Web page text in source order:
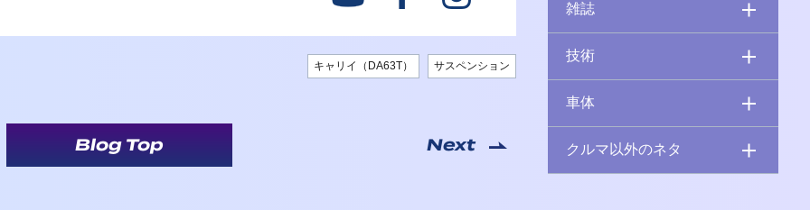
キャリイ（DA63T） サスペンション
Blog Top Next
雑誌
技術
車体
クルマ以外のネタ